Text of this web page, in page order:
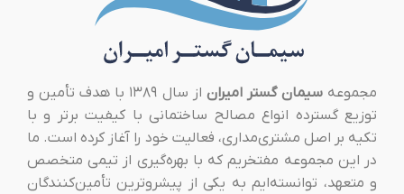
مجموعهسیمان گستر امیران
از سال ۱۳۸۹ با هدف تأمین و
توزیع گسترده انواع مصالح ساختمانی با کیفیت برتر و با
تکیه بر اصل مشتری‌مداری، فعالیت خود را آغاز کرده است. ما
در این مجموعه مفتخریم که با بهره‌گیری از تیمی متخصص
و متعهد، توانسته‌ایم به یکی از پیشروترین تأمین‌کنندگان